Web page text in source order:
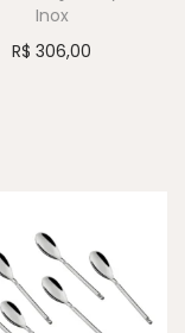
Inox
R$ 306,00